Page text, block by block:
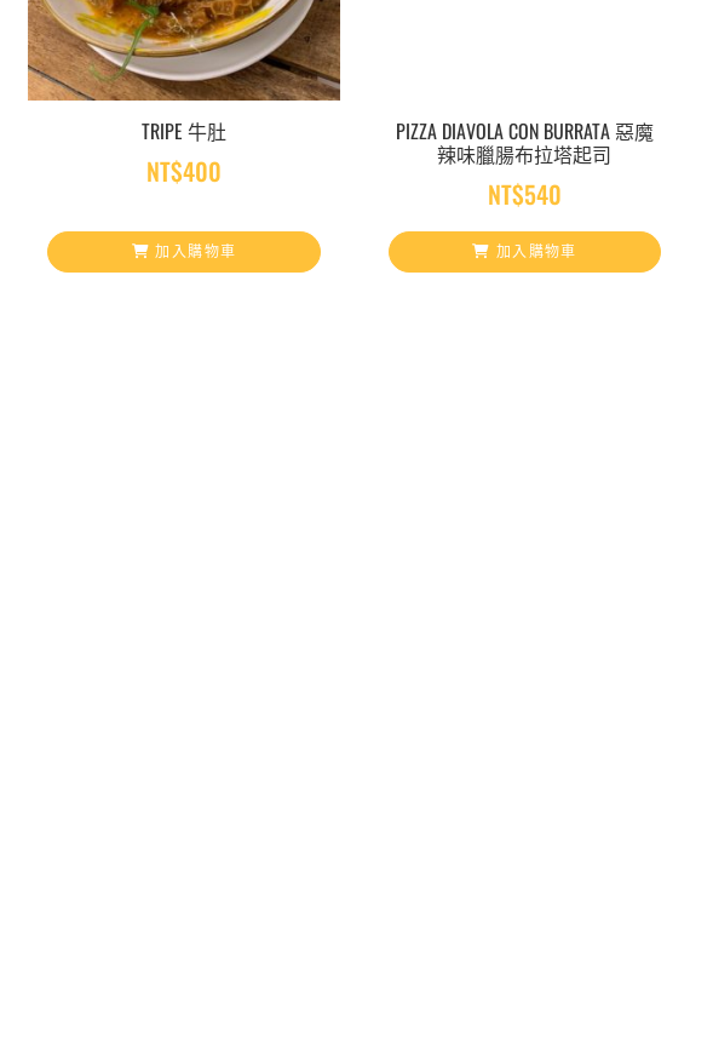
TRIPE 牛肚
NT$400
加入購物車
PIZZA DIAVOLA CON BURRATA 惡魔
辣味臘腸布拉塔起司
NT$540
加入購物車